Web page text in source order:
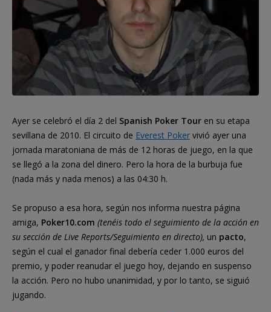
Ayer se celebró el día 2 del Spanish Poker Tour en su etapa
sevillana de 2010. El circuito de Everest Poker vivió ayer una
jornada maratoniana de más de 12 horas de juego, en la que
se llegó a la zona del dinero. Pero la hora de la burbuja fue
(nada más y nada menos) a las 04:30 h.
Se propuso a esa hora, según nos informa nuestra página
amiga, Poker10.com (tenéis todo el seguimiento de la acción en
su sección de Live Reports/Seguimiento en directo), un pacto,
según el cual el ganador final debería ceder 1.000 euros del
premio, y poder reanudar el juego hoy, dejando en suspenso
la acción. Pero no hubo unanimidad, y por lo tanto, se siguió
jugando.